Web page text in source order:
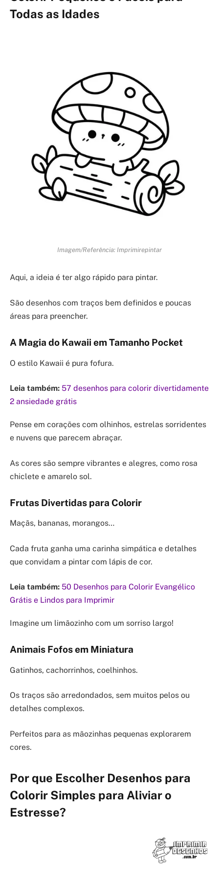
Todas as Idades
Imagem/Referência: Imprimirepintar
Aqui, a ideia é ter algo rápido para pintar.
São desenhos com traços bem definidos e poucas
áreas para preencher.
A Magia do Kawaii em Tamanho Pocket
O estilo Kawaii é pura fofura.
Leia também: 57 desenhos para colorir divertidamente
2 ansiedade grátis
Pense em corações com olhinhos, estrelas sorridentes
e nuvens que parecem abraçar.
As cores são sempre vibrantes e alegres, como rosa
chiclete e amarelo sol.
Frutas Divertidas para Colorir
Maçãs, bananas, morangos…
Cada fruta ganha uma carinha simpática e detalhes
que convidam a pintar com lápis de cor.
Leia também: 50 Desenhos para Colorir Evangélico
Grátis e Lindos para Imprimir
Imagine um limãozinho com um sorriso largo!
Animais Fofos em Miniatura
Gatinhos, cachorrinhos, coelhinhos.
Os traços são arredondados, sem muitos pelos ou
detalhes complexos.
Perfeitos para as mãozinhas pequenas explorarem
cores.
Por que Escolher Desenhos para
Colorir Simples para Aliviar o
Estresse?